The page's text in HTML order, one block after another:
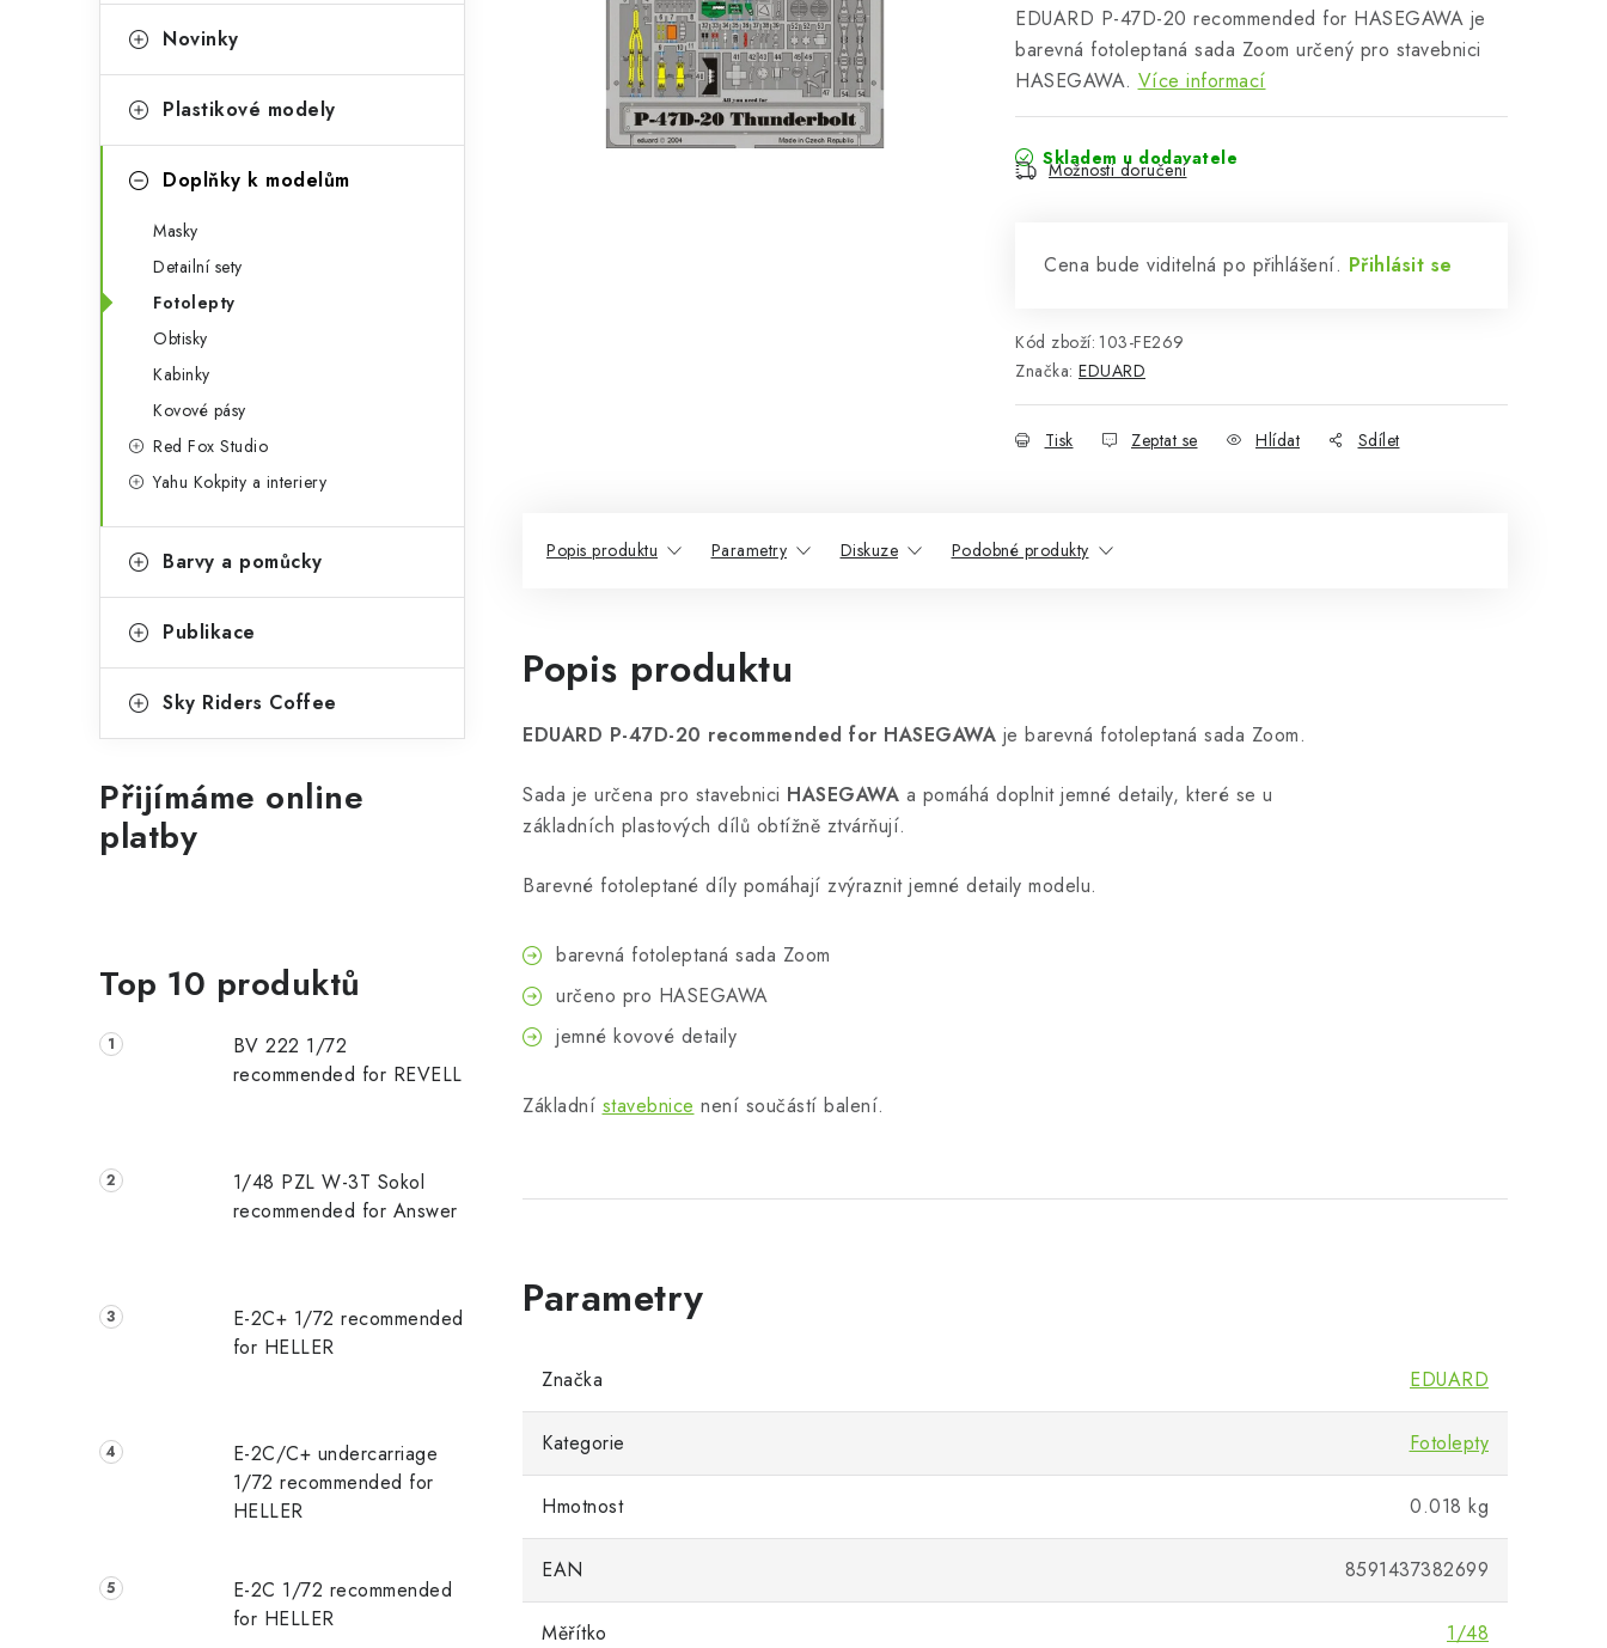
t
r
n
p
o
i
Novinky
Plastikové modely
Doplňky k modelům
Masky
Detailní sety
Fotolepty
Obtisky
Kabinky
Kovové pásy
Red Fox Studio
Yahu Kokpity a interiery
Barvy a pomůcky
Publikace
Sky Riders Coffee
Přijímáme online
platby
Top 10 produktů
BV 222 1/72
recommended for REVELL
1/48 PZL W-3T Sokol
recommended for Answer
E-2C+ 1/72 recommended
for HELLER
E-2C/C+ undercarriage
1/72 recommended for
HELLER
E-2C 1/72 recommended
for HELLER
EDUARD P-47D-20 recommended for HASEGAWA je
barevná fotoleptaná sada Zoom určený pro stavebnici
HASEGAWA. Více informací
Skladem u dodavatele
Možnosti doručení
Cena bude viditelná po přihlášení. Přihlásit se
Kód zboží: 103-FE269
Značka: EDUARD
Tisk Zeptat se Hlídat Sdílet
Popis produktu Parametry Diskuze Podobné produkty
Popis produktu
EDUARD P-47D-20 recommended for HASEGAWA je barevná fotoleptaná sada Zoom.
Sada je určena pro stavebnici HASEGAWA a pomáhá doplnit jemné detaily, které se u
základních plastových dílů obtížně ztvárňují.
Barevné fotoleptané díly pomáhají zvýraznit jemné detaily modelu.
barevná fotoleptaná sada Zoom
určeno pro HASEGAWA
jemné kovové detaily
Základní stavebnice není součástí balení.
Značka EDUARD
Kategorie Fotolepty
Hmotnost 0.018 kg
EAN 8591437382699
Měřítko 1/48